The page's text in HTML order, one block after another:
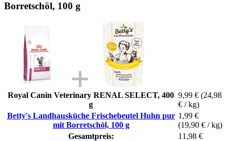
Borretschöl, 100 g
Royal Canin Veterinary RENAL SELECT, 400
g
9,99 € (24,98
€ / kg)
Betty's Landhausküche Frischebeutel Huhn pur
mit Borretschöl, 100 g
1,99 €
(19,90 € / kg)
Gesamtpreis:
11,98 €